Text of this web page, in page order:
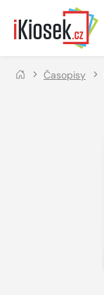
Přejít na hlavní obsah
Časopisy